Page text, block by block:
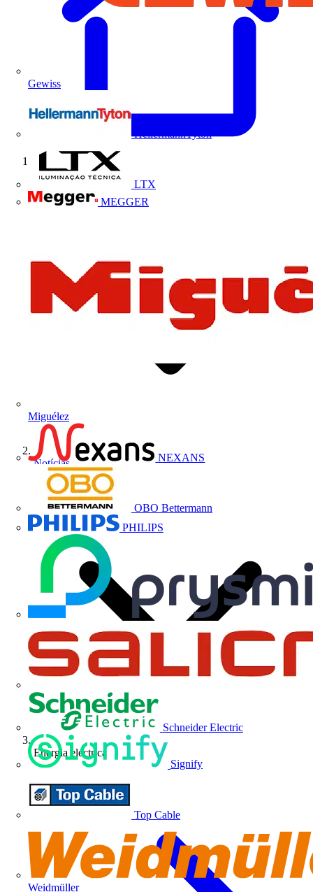
Gewiss
HellermannTyton
LTX
MEGGER
Miguélez
NEXANS
OBO Bettermann
PHILIPS
Schneider Electric
Signify
Top Cable
Weidmüller
Início
Notícias
Energia eléctrica